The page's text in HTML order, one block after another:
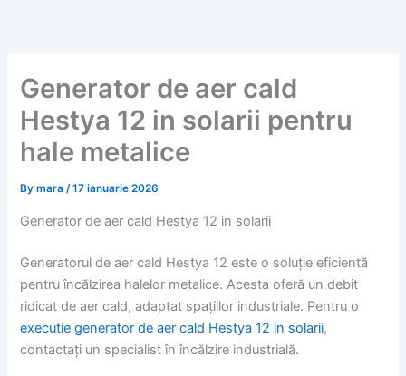
Generator de aer cald
Hestya 12 in solarii pentru
hale metalice
Bymara/17 ianuarie 2026
Generator de aer cald Hestya 12 in solarii
Generatorul de aer cald Hestya 12 este o soluție eficientă
pentru încălzirea halelor metalice. Acesta oferă un debit
ridicat de aer cald, adaptat spațiilor industriale. Pentru o
executie generator de aer cald Hestya 12 in solarii,
contactați un specialist în încălzire industrială.